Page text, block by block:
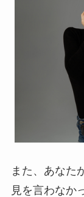
また、あなた
見を言わなか